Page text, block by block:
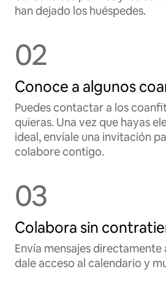
han dejado los huéspedes.
02
Conoce a algunos
Puedes contactar a los
quieras. Una vez que hayas
ideal, envíale una invitación
colabore contigo.
03
Colabora sin
Envía mensajes
dale acceso al calendario y